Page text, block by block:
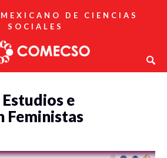
DE CIENCIAS
SOCIALES
e
Feministas